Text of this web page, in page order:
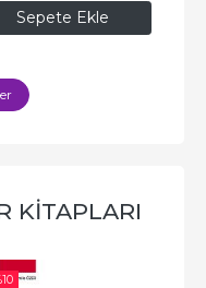
Sepete Ekle
KITAPLARI
10